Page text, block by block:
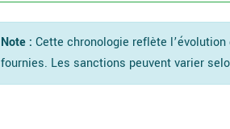
Note : Cette chronologie reflète
fournies. Les sanctions peuvent varier